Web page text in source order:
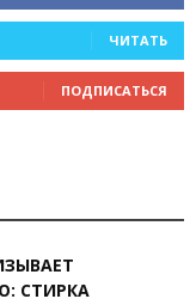
ЧИТАТЬ
ПОДПИСАТЬСЯ
СТИРКА